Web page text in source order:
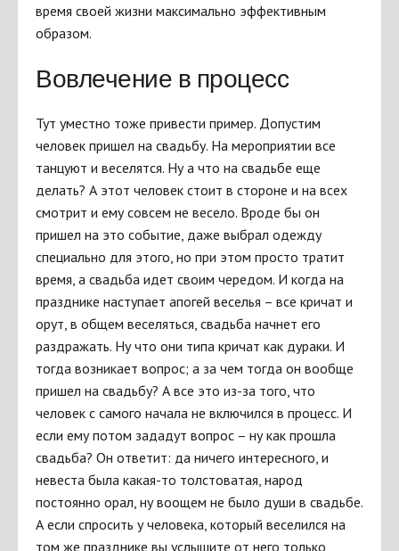
время своей жизни максимально эффективным
образом.
Вовлечение в процесс
Тут уместно тоже привести пример. Допустим
человек пришел на свадьбу. На мероприятии все
танцуют и веселятся. Ну а что на свадьбе еще
делать? А этот человек стоит в стороне и на всех
смотрит и ему совсем не весело. Вроде бы он
пришел на это событие, даже выбрал одежду
специально для этого, но при этом просто тратит
время, а свадьба идет своим чередом. И когда на
празднике наступает апогей веселья – все кричат и
орут, в общем веселяться, свадьба начнет его
раздражать. Ну что они типа кричат как дураки. И
тогда возникает вопрос; а за чем тогда он вообще
пришел на свадьбу? А все это из-за того, что
человек с самого начала не включился в процесс. И
если ему потом зададут вопрос – ну как прошла
свадьба? Он ответит: да ничего интересного, и
невеста была какая-то толстоватая, народ
постоянно орал, ну воощем не было души в свадьбе.
А если спросить у человека, который веселился на
том же празднике вы услышите от него только